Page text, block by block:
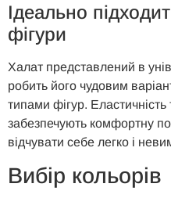
Ідеально п
фігури
Халат представлений в
робить його чудовим
типами фігур. Еластичність
забезпечують комфортну
відчувати себе легко і
Вибір кольорів